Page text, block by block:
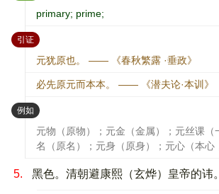
primary; prime;
引证：
元犹原也。 —— 《春秋繁露 ·垂政》
必先原元而本本。 —— 《潜夫论·本训》
例如 ：
元物（原物）；元金（金属）；元丝课（
名（原名）；元身（原身）；元心（本心
5. 黑色。清朝避康熙（玄烨）皇帝的讳。